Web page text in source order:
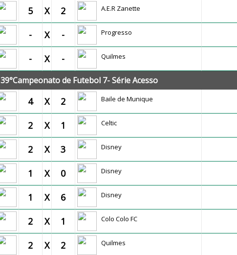
5 X 2 A.E.R Zanette
- X - Progresso
- X - Quilmes
39°Campeonato de Futebol 7- Série Acesso
4 X 2 Baile de Munique
2 X 1 Celtic
2 X 3 Disney
1 X 0 Disney
1 X 6 Disney
2 X 1 Colo Colo FC
2 X 2 Quilmes